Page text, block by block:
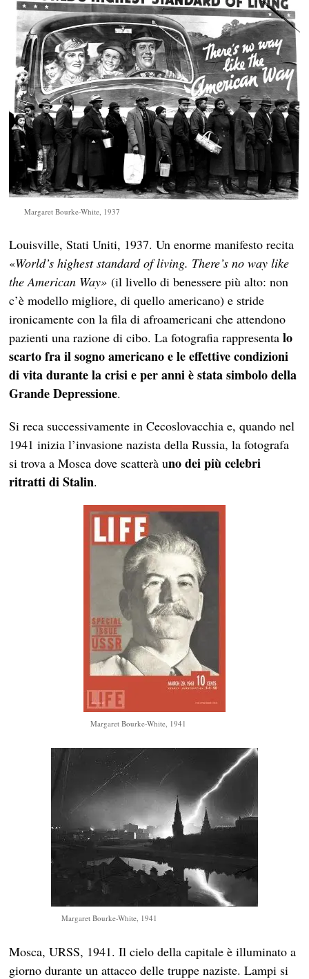
Margaret Bourke-White, 1937
Louisville, Stati Uniti, 1937. Un enorme manifesto recita
«World’s highest standard of living. There’s no way like
the American Way» (il livello di benessere più alto: non
c’è modello migliore, di quello americano) e stride
ironicamente con la fila di afroamericani che attendono
pazienti una razione di cibo. La fotografia rappresenta lo
scarto fra il sogno americano e le effettive condizioni
di vita durante la crisi e per anni è stata simbolo della
Grande Depressione.
Si reca successivamente in Cecoslovacchia e, quando nel
1941 inizia l’invasione nazista della Russia, la fotografa
si trova a Mosca dove scatterà uno dei più celebri
ritratti di Stalin.
Margaret Bourke-White, 1941
Margaret Bourke-White, 1941
Mosca, URSS, 1941. Il cielo della capitale è illuminato a
giorno durante un attacco delle truppe naziste. Lampi si